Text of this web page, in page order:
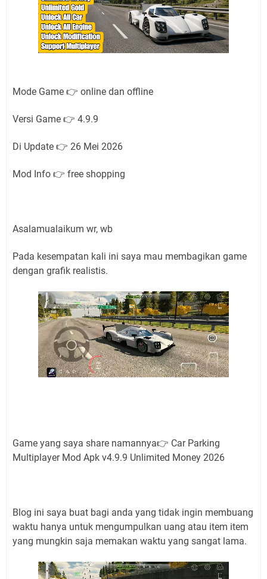
Mode Game 👉 online dan offline
Versi Game 👉 4.9.9
Di Update 👉 26 Mei 2026
Mod Info 👉 free shopping
Asalamualaikum wr, wb
Pada kesempatan kali ini saya mau membagikan game
dengan grafik realistis.
Game yang saya share namannya👉 Car Parking
Multiplayer Mod Apk v4.9.9 Unlimited Money 2026
Blog ini saya buat bagi anda yang tidak ingin membuang
waktu hanya untuk mengumpulkan uang atau item item
yang mungkin saja memakan waktu yang sangat lama.